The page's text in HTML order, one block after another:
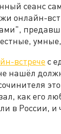
сеанс
онлайн-
встрече с
нашёл
как его
в России,